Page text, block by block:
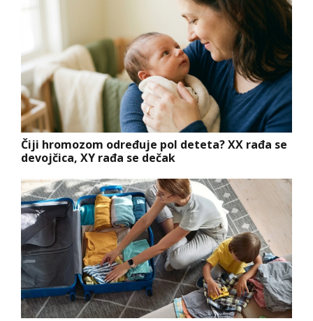
Čiji hromozom određuje pol deteta? XX rađa se
devojčica, XY rađa se dečak